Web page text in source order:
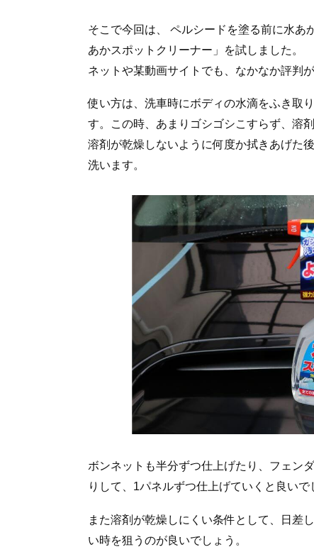
そこで今回は、 ペルシードを塗る前に水あ
あかスポットクリーナー」を試しました。
ネットや某動画サイトでも、なかなか評判
使い方は、洗車時にボディの水滴をふき取
す。この時、あまりゴシゴシこすらず、溶
溶剤が乾燥しないように何度か拭きあげた
洗います。
ボンネットも半分ずつ仕上げたり、フェン
りして、1パネルずつ仕上げていくと良いで
また溶剤が乾燥しにくい条件として、日差
い時を狙うのが良いでしょう。